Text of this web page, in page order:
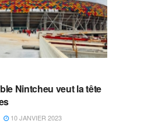
Nintcheu veut la tête
10 JANVIER 2023